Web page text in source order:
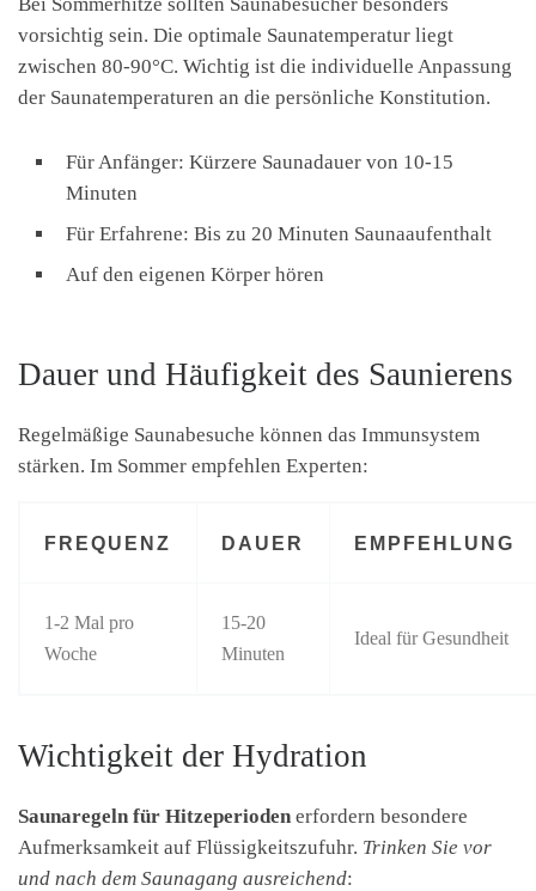
vorsichtig sein. Die optimale Saunatemperatur liegt
zwischen 80-90°C. Wichtig ist die individuelle Anpassung
der Saunatemperaturen an die persönliche Konstitution.
Für Anfänger: Kürzere Saunadauer von 10-15
Minuten
Für Erfahrene: Bis zu 20 Minuten Saunaaufenthalt
Auf den eigenen Körper hören
Dauer und Häufigkeit des Saunierens
Regelmäßige Saunabesuche können das Immunsystem
stärken. Im Sommer empfehlen Experten:
FREQUENZ DAUER EMPFEHLUNG
1-2 Mal pro
Woche
15-20
Minuten
Ideal für Gesundheit
Wichtigkeit der Hydration
Saunaregeln für Hitzeperioden erfordern besondere
Aufmerksamkeit auf Flüssigkeitszufuhr. Trinken Sie vor
und nach dem Saunagang ausreichend: